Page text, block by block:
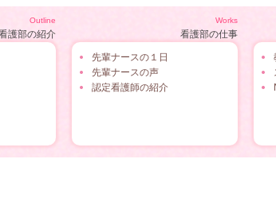
Outline
護部の紹介
Works
看護部の仕事
先輩ナースの１日
先輩ナースの声
認定看護師の紹介